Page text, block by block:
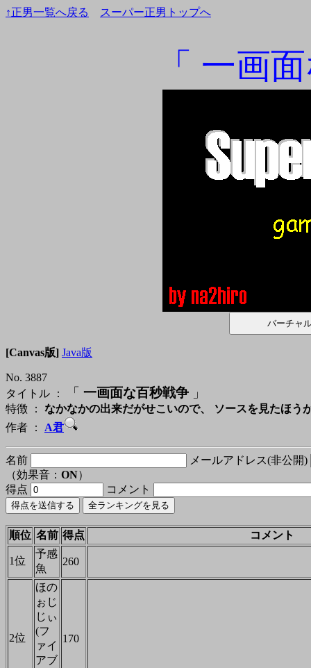
↑正男一覧へ戻る スーパー正男トップへ
「 一画
[Canvas版] Java版
No. 3887
タイトル ：
「 一画面な百秒戦争 」
特徴 ： なかなかの出来だがせこいので、 ソースを見たほう
作者 ： A君
名前
メールアドレス(非公開)
（効果音： ON）
得点
コメント
順位 名前 得点 コメント
1位
予感
魚
260
2位
ほの
ぉじ
じぃ
(フ
ァイ
アブ
170